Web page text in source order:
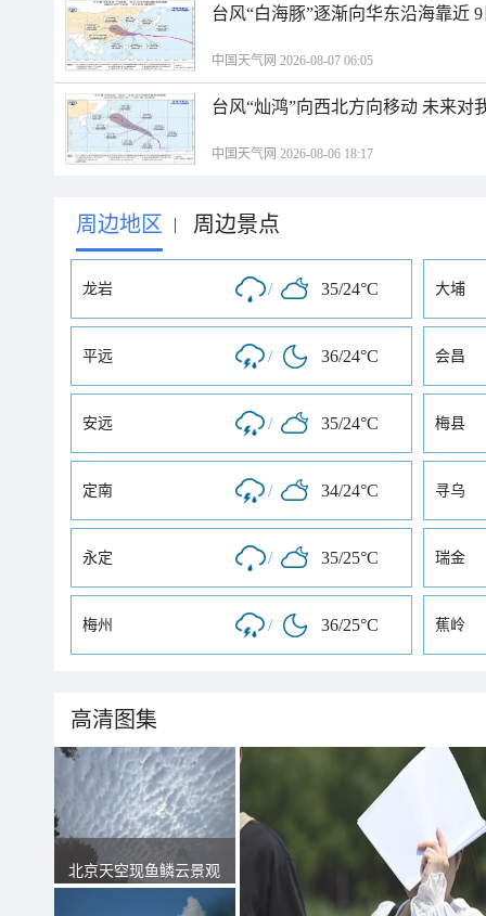
台风“白海豚”逐渐向华东沿海靠近
中国天气网 2026-08-07 06:05
台风“灿鸿”向西北方向移动 未来对
中国天气网 2026-08-06 18:17
周边地区 | 周边景点
龙岩 / 35/24°C 大埔
平远 / 36/24°C 会昌
安远 / 35/24°C 梅县
定南 / 34/24°C 寻乌
永定 / 35/25°C 瑞金
梅州 / 36/25°C 蕉岭
高清图集
北京天空现鱼鳞云景观